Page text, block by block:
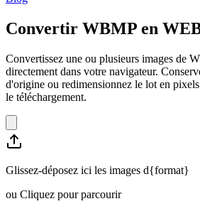
Convertir WBMP en
Convertissez une ou plusieurs images de
directement dans votre navigateur.
d'origine ou redimensionnez le lot en
le téléchargement.
Glissez-déposez ici les images d{format}
ou Cliquez pour parcourir